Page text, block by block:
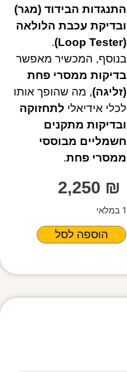
התנגדות הבידוד (מגר)
ובדיקת עכבת הלולאה
(Loop Tester)
.
בנוסף, המכשיר מאפשר
בדיקות ממסרי פחת
(זליגה), מה שהופך אותו
לכלי אידיאלי לתחזוקה
ובדיקות מתקנים
חשמליים מבוססי
ממסרי פחת.
2,250 ₪
1 במלאי
הוספה לסל